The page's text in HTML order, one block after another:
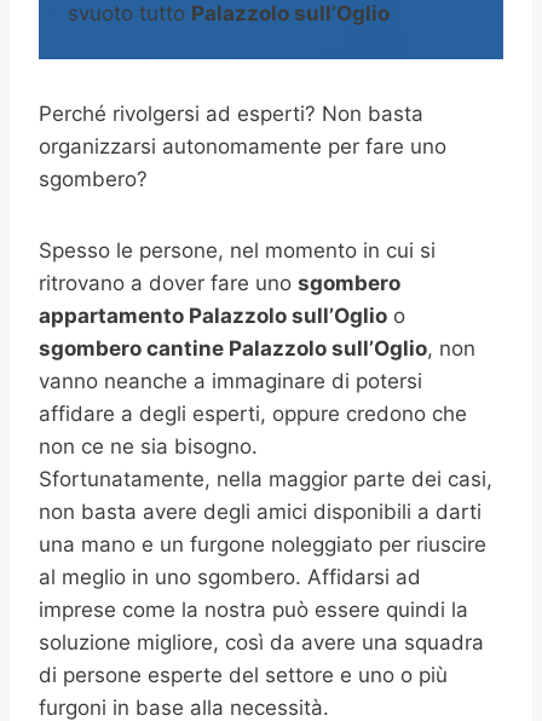
svuoto tutto Palazzolo sull’Oglio
Perché rivolgersi ad esperti? Non basta
organizzarsi autonomamente per fare uno
sgombero?
Spesso le persone, nel momento in cui si
ritrovano a dover fare uno sgombero
appartamento Palazzolo sull’Oglio o
sgombero cantine Palazzolo sull’Oglio, non
vanno neanche a immaginare di potersi
affidare a degli esperti, oppure credono che
non ce ne sia bisogno.
Sfortunatamente, nella maggior parte dei casi,
non basta avere degli amici disponibili a darti
una mano e un furgone noleggiato per riuscire
al meglio in uno sgombero. Affidarsi ad
imprese come la nostra può essere quindi la
soluzione migliore, così da avere una squadra
di persone esperte del settore e uno o più
furgoni in base alla necessità.